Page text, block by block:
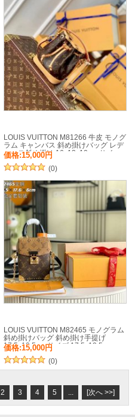
LOUIS VUITTON M81266 牛皮 モノグ
ラム キャンバス 斜め掛けバッグ レデ
ィース斜め掛け 16x13x10cm サイ
ズ:16x13x10cm
価格:15,000円
(0)
LOUIS VUITTON M82465 モノグラム
斜め掛けバッグ 斜め掛け手提げ
17.5x12.5cm サイズ:17.5x12.5cm
価格:15,000円
(0)
2 3 4 5 ... [次へ >>]